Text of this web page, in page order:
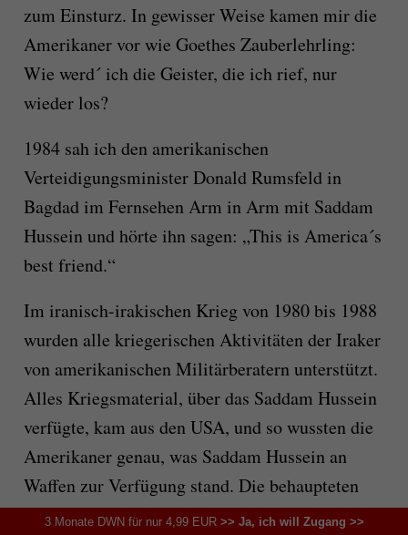
zum Einsturz. In gewisser Weise kamen mir die
Amerikaner vor wie Goethes Zauberlehrling:
Wie werd´ ich die Geister, die ich rief, nur
wieder los?
1984 sah ich den amerikanischen
Verteidigungsminister Donald Rumsfeld in
Bagdad im Fernsehen Arm in Arm mit Saddam
Hussein und hörte ihn sagen: „This is America´s
best friend.“
Im iranisch-irakischen Krieg von 1980 bis 1988
wurden alle kriegerischen Aktivitäten der Iraker
von amerikanischen Militärberatern unterstützt.
Alles Kriegsmaterial, über das Saddam Hussein
verfügte, kam aus den USA, und so wussten die
Amerikaner genau, was Saddam Hussein an
Waffen zur Verfügung stand. Die behaupteten
und nie gefundenen Massenvernichtungswaffen
3 Monate DWN für nur 4,99 EUR>> Ja, ich will Zugang >>